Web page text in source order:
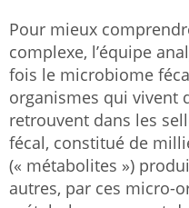
Pour mieux
complexe, l’équipe
fois le microbiome
organismes qui vivent
retrouvent dans les
fécal, constitué de
(« métabolites »)
autres, par ces micro-